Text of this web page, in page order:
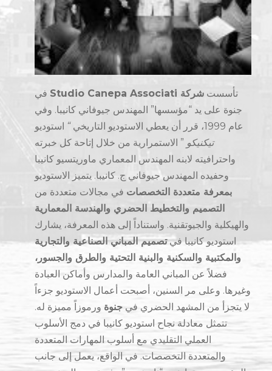
تأسست شركة Studio Canepa Associati
في
جنوة على يد “مؤسسها” المهندس جيوفاني كانيبا. وفي
عام 1999، قرر أن يعطي الاستوديو التاريخي
“ استوديو
تيكنيكو ” الاستمرارية من خلال إتاحة كل خبرته
واحترافيته لابنه المهندس المعماري ماوريتسيو كانيبا
وحفيده المهندس جيوفاني ج. كانيبا. يتميز الاستوديو
بمعرفة متعددة التخصصات في مجالات متعددة من
التصميم والتخطيط الحضري والهندسة المعمارية
والهيكلية والجيوتقنية. واستناداً إلى هذه المعرفة، يشارك
استوديو كانيبا فيتصميم المباني الصناعية والتجارية
والمكتبية والسكنية والبنية التحتية والطرق والجسور،
فضلاً عن المباني العامة والمدارس وأماكن العبادة
وغيرها. وعلى مر السنين، أصبحت أعمال الاستوديو جزءاً
لا يتجزأ من المشهد الحضري في جنوة ورموزاً مميزة له.
تتمثل معادلة نجاح استوديو كانيبا في دمج الأسلوب
العملي التقليدي مع أسلوب المهارات المتعددة
والمتعددة التخصصات. في الواقع، يعمل إلى جانب